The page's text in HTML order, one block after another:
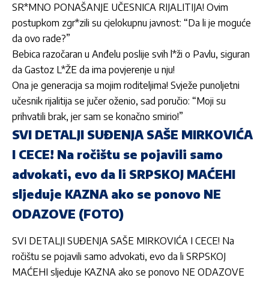
SR*MNO PONAŠANJE UČESNICA RIJALITIJA! Ovim
postupkom zgr*zili su cjelokupnu javnost: “Da li je moguće
da ovo rade?”
Bebica razočaran u Anđelu poslije svih l*ži o Pavlu, siguran
da Gastoz L*ŽE da ima povjerenje u nju!
Ona je generacija sa mojim roditeljima! Svježe punoljetni
učesnik rijalitija se jučer oženio, sad poručio: “Moji su
prihvatili brak, jer sam se konačno smirio!”
SVI DETALJI SUĐENJA SAŠE MIRKOVIĆA
I CECE! Na ročištu se pojavili samo
advokati, evo da li SRPSKOJ MAĆEHI
sljeduje KAZNA ako se ponovo NE
ODAZOVE (FOTO)
SVI DETALJI SUĐENJA SAŠE MIRKOVIĆA I CECE! Na
ročištu se pojavili samo advokati, evo da li SRPSKOJ
MAĆEHI sljeduje KAZNA ako se ponovo NE ODAZOVE